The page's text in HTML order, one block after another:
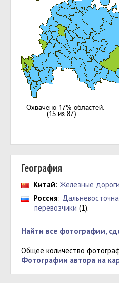
География
Китай: Железные
Россия:
перевозчики (1).
Найти все фотографии,
Общее количество
Фотографии автора на